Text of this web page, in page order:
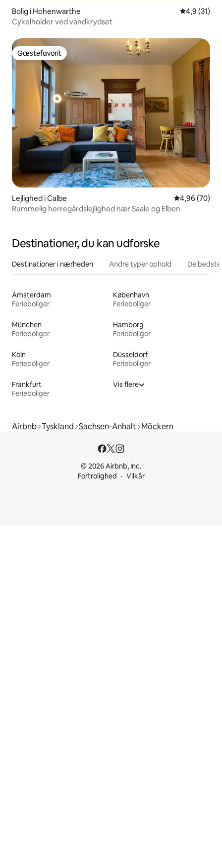
Bolig i Hohenwarthe 4,9 ud af 5
4,9 (31)
Cykelholder ved vandkrydset
Gæstefavorit
Gæstefavorit
Lejlighed i Calbe 4,96 ud af 5 i
4,96 (70)
Rummelig herregårdslejlighed nær Saale og Elben
Destinationer, du kan udforske
Destinationer i nærheden Andre typer ophold De
Amsterdam
Ferieboliger
København
Ferieboliger
München
Ferieboliger
Hamborg
Ferieboliger
Köln
Ferieboliger
Düsseldorf
Ferieboliger
Frankfurt
Ferieboliger
Vis flere
Airbnb Tyskland Sachsen-Anhalt Möckern
© 2026 Airbnb, Inc.
Fortrolighed
Vilkår